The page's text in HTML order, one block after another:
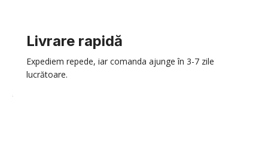
Livrare rapidă
Expediem repede, iar comanda ajunge în 3-7 zile
lucrătoare.